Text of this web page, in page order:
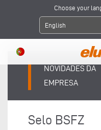
Choose your
English
NOVIDADES DA
EMPRESA
Selo BSFZ